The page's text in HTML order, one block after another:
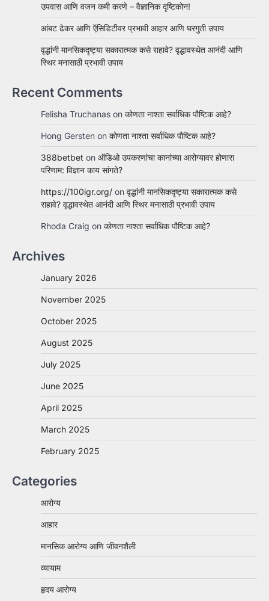
उपवास आणि वजन कमी करणे – वैज्ञानिक दृष्टिकोन!
आंबट ढेकर आणि ऍसिडिटीवर प्रभावी आहार आणि घरगुती उपाय
वृद्धांनी मानसिकदृष्ट्या सकारात्मक कसे राहावे? वृद्धावस्थेत आनंदी आणि
स्थिर मनासाठी प्रभावी उपाय
Recent Comments
Felisha Truchanas on कोणता नाश्ता सर्वाधिक पौष्टिक आहे?
Hong Gersten on कोणता नाश्ता सर्वाधिक पौष्टिक आहे?
388betbet on ऑडिओ उपकरणांचा कानांच्या आरोग्यावर होणारा
परिणाम: विज्ञान काय सांगते?
https://100igr.org/ on वृद्धांनी मानसिकदृष्ट्या सकारात्मक कसे
राहावे? वृद्धावस्थेत आनंदी आणि स्थिर मनासाठी प्रभावी उपाय
Rhoda Craig on कोणता नाश्ता सर्वाधिक पौष्टिक आहे?
Archives
January 2026
November 2025
October 2025
August 2025
July 2025
June 2025
April 2025
March 2025
February 2025
Categories
आरोग्य
आहार
मानसिक आरोग्य आणि जीवनशैली
व्यायाम
हृदय आरोग्य